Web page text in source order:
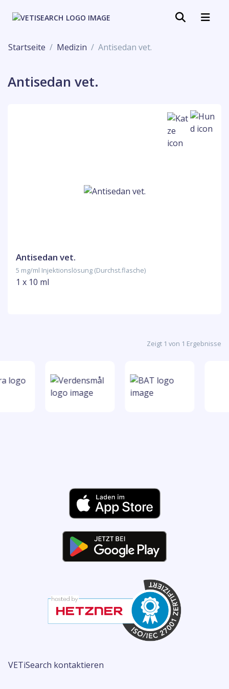
Startseite Medizin Antisedan vet.
Antisedan vet.
Antisedan vet.
5 mg/ml Injektionslösung (Durchst.flasche)
1 x 10 ml
Zeigt 1 von 1 Ergebnisse
VETiSearch kontaktieren